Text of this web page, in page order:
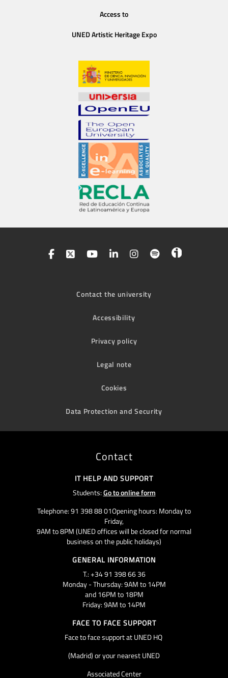
Access to
UNED Artistic Heritage Expo
Contact the university
Accessibility
Privacy policy
Legal note
Cookies
Data Protection and Security
Contact
IT HELP AND SUPPORT
Students:Go to online form
Telephone: 91 398 88 01Opening hours: Monday to
Friday,
9AM to 8PM (UNED offices will be closed for normal
business on the public holidays)
GENERAL INFORMATION
T.: +34 91 398 66 36
Monday - Thursday: 9AM to 14PM
and 16PM to 18PM
Friday: 9AM to 14PM
FACE TO FACE SUPPORT
Face to face support at UNED HQ
(Madrid) or your nearest UNED
Associated Center